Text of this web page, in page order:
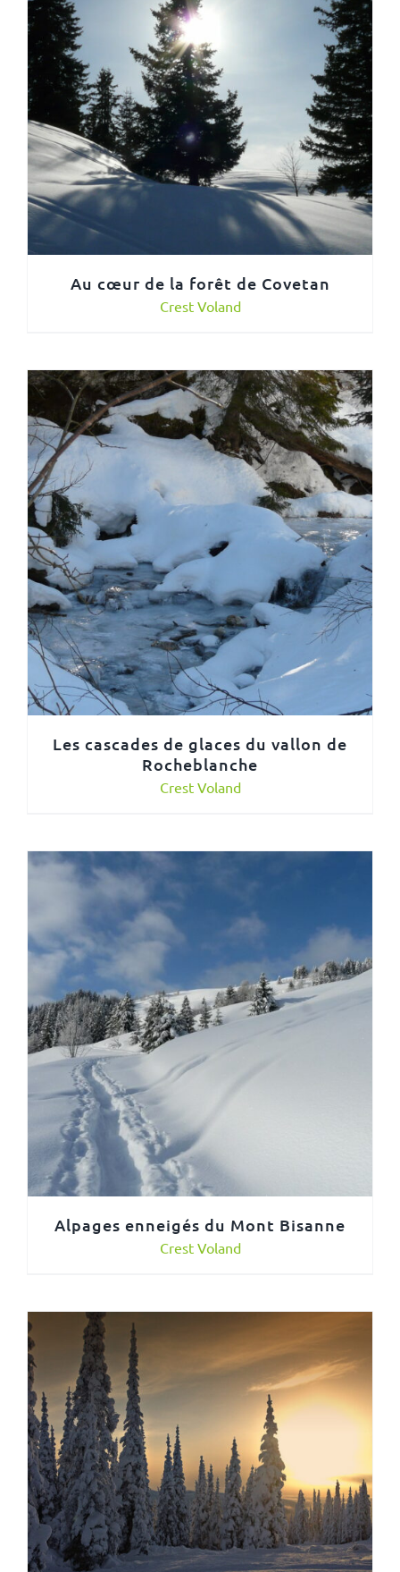
Au cœur de la forêt de Covetan
Crest Voland
Les cascades de glaces du vallon de
Rocheblanche
Crest Voland
Alpages enneigés du Mont Bisanne
Crest Voland